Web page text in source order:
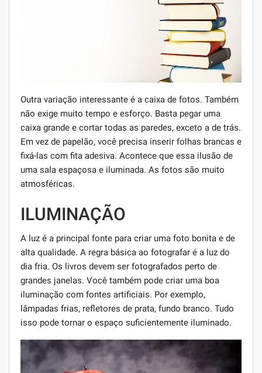
Outra variação interessante é a caixa de fotos. Também
não exige muito tempo e esforço. Basta pegar uma
caixa grande e cortar todas as paredes, exceto a de trás.
Em vez de papelão, você precisa inserir folhas brancas e
fixá-las com fita adesiva. Acontece que essa ilusão de
uma sala espaçosa e iluminada. As fotos são muito
atmosféricas.
ILUMINAÇÃO
A luz é a principal fonte para criar uma foto bonita e de
alta qualidade. A regra básica ao fotografar é a luz do
dia fria. Os livros devem ser fotografados perto de
grandes janelas. Você também pode criar uma boa
iluminação com fontes artificiais. Por exemplo,
lâmpadas frias, refletores de prata, fundo branco. Tudo
isso pode tornar o espaço suficientemente iluminado.